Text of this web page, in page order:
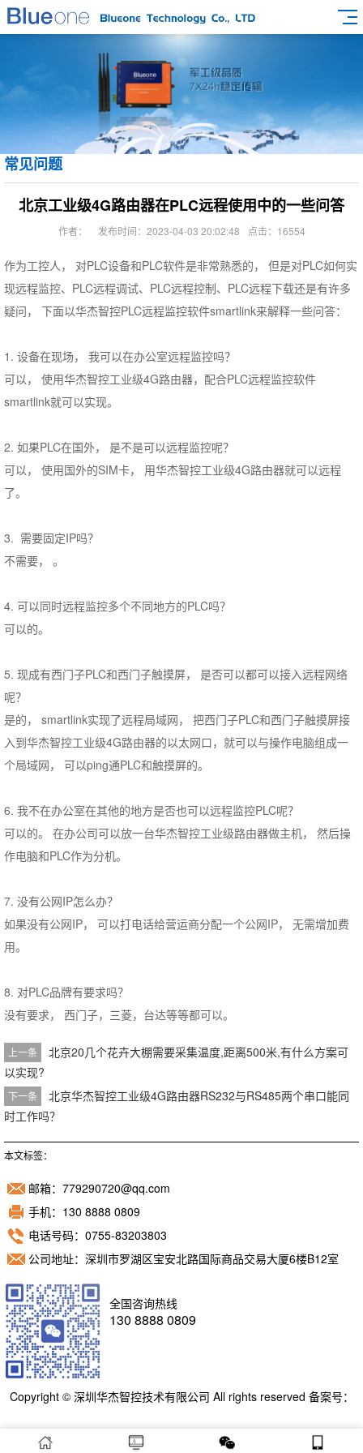
常见问题
北京工业级4G路由器在PLC远程使用中的一些问答
作者： 发布时间：2023-04-03 20:02:48 点击：16554
作为工控人， 对PLC设备和PLC软件是非常熟悉的， 但是对PLC如何实
现远程监控、 PLC远程调试、PLC远程控制、PLC远程下载还是有许多
疑问， 下面以华杰智控PLC远程监控软件smartlink来解释一些问答：
1. 设备在现场， 我可以在办公室远程监控吗？
可以， 使用华杰智控工业级4G路由器，配合PLC远程监控软件
smartlink就可以实现。
2. 如果PLC在国外， 是不是可以远程监控呢？
可以， 使用国外的SIM卡， 用华杰智控工业级4G路由器就可以远程
了。
3. 需要固定IP吗？
不需要， 。
4. 可以同时远程监控多个不同地方的PLC吗？
可以的。
5. 现成有西门子PLC和西门子触摸屏， 是否可以都可以接入远程网络
呢？
是的， smartlink实现了远程局域网， 把西门子PLC和西门子触摸屏接
入到华杰智控工业级4G路由器的以太网口，就可以与操作电脑组成一
个局域网， 可以ping通PLC和触摸屏的。
6. 我不在办公室在其他的地方是否也可以远程监控PLC呢？
可以的。 在办公司可以放一台华杰智控工业级路由器做主机， 然后操
作电脑和PLC作为分机。
7. 没有公网IP怎么办？
如果没有公网IP， 可以打电话给营运商分配一个公网IP， 无需增加费
用。
8. 对PLC品牌有要求吗？
没有要求， 西门子，三菱，台达等等都可以。
上一条
北京20几个花卉大棚需要采集温度,距离500米,有什么方案可
以实现?
下一条
北京华杰智控工业级4G路由器RS232与RS485两个串口能同
时工作吗？
本文标签：
邮箱：779290720@qq.com
手机：130 8888 0809
电话号码：0755-83203803
公司地址：深圳市罗湖区宝安北路国际商品交易大厦6楼B12室
全国咨询热线
130 8888 0809
Copyright © 深圳华杰智控技术有限公司 All rights reserved 备案号：